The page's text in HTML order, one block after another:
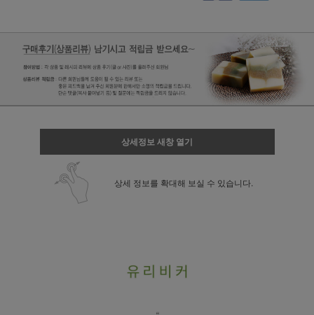
상세정보 새창 열기
상세 정보를 확대해 보실 수 있습니다.